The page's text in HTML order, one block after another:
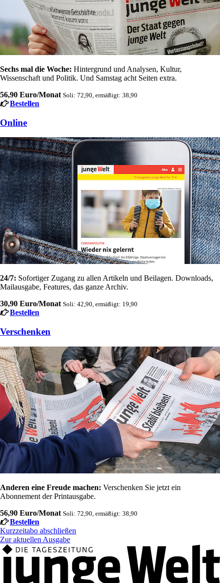
Sechs mal die Woche: Hintergrund und Analysen, Kultur,
Wissenschaft und Politik. Und Samstag acht Seiten extra.
56,90 Euro/Monat Soli: 72,90, ermäßigt: 38,90
Bestellen
Online
24/7: Sofortiger Zugang zu allen Artikeln und Beilagen. Downloads,
Mailausgabe, Features, das ganze Archiv.
30,90 Euro/Monat Soli: 42,90, ermäßigt: 19,90
Bestellen
Verschenken
Anderen eine Freude machen: Verschenken Sie jetzt ein
Abonnement der Printausgabe.
56,90 Euro/Monat Soli: 72,90, ermäßigt: 38,90
Bestellen
Kurzzeitabo abschließen
Zur aktuellen Ausgabe